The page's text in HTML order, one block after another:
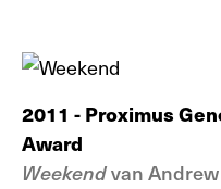
2011 - Proximus
Award
Weekendvan